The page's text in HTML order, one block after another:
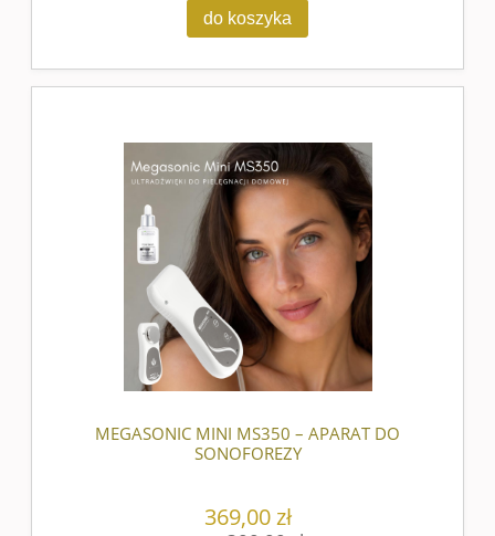
do koszyka
MEGASONIC MINI MS350 – APARAT DO
SONOFOREZY
369,00 zł